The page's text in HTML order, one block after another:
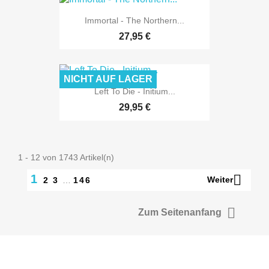
Immortal - The Northern...
27,95 €
Left To Die - Initium...
29,95 €
NICHT AUF LAGER
1 - 12 von 1743 Artikel(n)
1 2 3 146 Weiter
Zum Seitenanfang 